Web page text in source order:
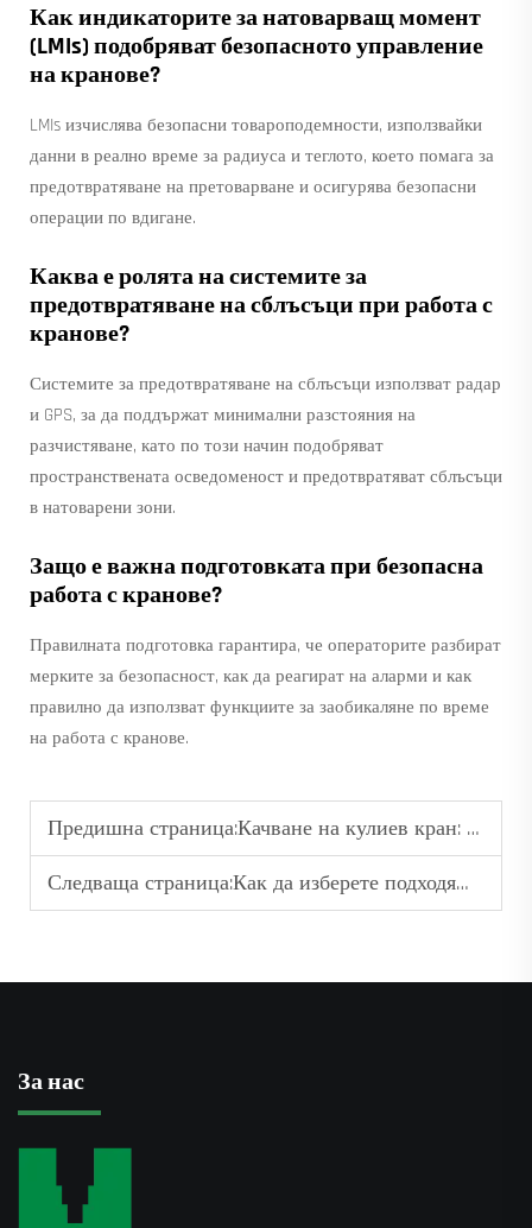
Как индикаторите за натоварващ момент
(LMIs) подобряват безопасното управление
на кранове?
LMIs изчислява безопасни товароподемности, използвайки
данни в реално време за радиуса и теглото, което помага за
предотвратяване на претоварване и осигурява безопасни
операции по вдигане.
Каква е ролята на системите за
предотвратяване на сблъсъци при работа с
кранове?
Системите за предотвратяване на сблъсъци използват радар
и GPS, за да поддържат минимални разстояния на
разчистяване, като по този начин подобряват
пространствената осведоменост и предотвратяват сблъсъци
в натоварени зони.
Защо е важна подготовката при безопасна
работа с кранове?
Правилната подготовка гарантира, че операторите разбират
мерките за безопасност, как да реагират на аларми и как
правилно да използват функциите за заобикаляне по време
на работа с кранове.
Предишна страница:Качване на кулиев кран: Процесът на самостоятелно монтиране и обяснение на рамите за изкачване
Следваща страница:Как да изберете подходящия куловиден кран за вашия проект за строителство на висока сграда
За нас